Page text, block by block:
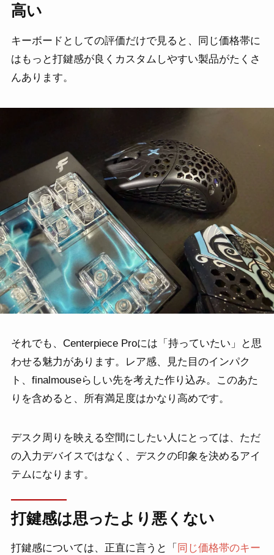
高い
キーボードとしての評価だけで見ると、同じ価格帯に
はもっと打鍵感が良くカスタムしやすい製品がたくさ
んあります。
それでも、Centerpiece Proには「持っていたい」と思
わせる魅力があります。レア感、見た目のインパク
ト、finalmouseらしい先を考えた作り込み。このあた
りを含めると、所有満足度はかなり高めです。
デスク周りを映える空間にしたい人にとっては、ただ
の入力デバイスではなく、デスクの印象を決めるアイ
テムになります。
打鍵感は思ったより悪くない
打鍵感については、正直に言うと「 同じ価格帯のキー